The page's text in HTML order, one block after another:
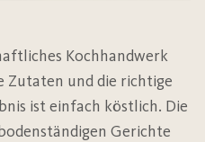
Kochhandwerk
Zutaten und die richtige
ist einfach köstlich. Die
Gerichte